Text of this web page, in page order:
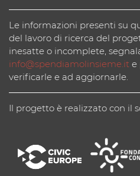
Le informazioni presenti su
del lavoro di ricerca del
inesatte o incomplete,
info@spendiamolinsieme.it e
verificarle e ad aggiornarle.
Il progetto è realizzato con il